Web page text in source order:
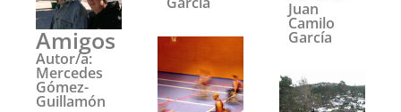
Amigos
Autor/a:
Mercedes
Gómez-
Guillamón
Juan
Camilo
García